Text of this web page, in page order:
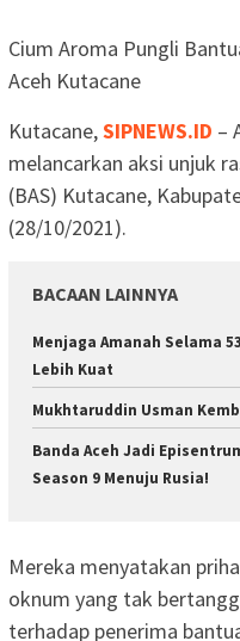
Cium Aroma Pungli
Aceh Kutacane
Kutacane,SIPNEWS.ID –
melancarkan aksi unjuk
(BAS) Kutacane,
(28/10/2021).
BACAAN LAINNYA
Menjaga Amanah Selama
Lebih Kuat
Mukhtaruddin Usman
Banda Aceh Jadi
Season 9 Menuju Rusia!
Mereka menyatakan
oknum yang tak
terhadap penerima